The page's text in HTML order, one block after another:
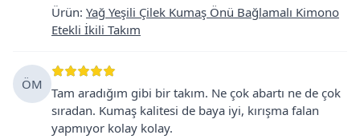
Ürün: Yağ Yeşili Çilek Kumaş Önü Bağlamalı Kimono
Etekli İkili Takım
ÖM
Tam aradığım gibi bir takım. Ne çok abartı ne de çok
sıradan. Kumaş kalitesi de baya iyi, kırışma falan
yapmıyor kolay kolay.